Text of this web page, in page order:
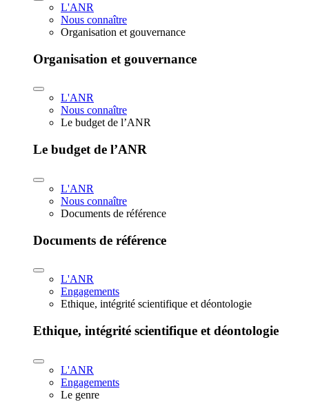
L'ANR
Nous connaître
Organisation et gouvernance
Organisation et gouvernance
L'ANR
Nous connaître
Le budget de l’ANR
Le budget de l’ANR
L'ANR
Nous connaître
Documents de référence
Documents de référence
L'ANR
Engagements
Ethique, intégrité scientifique et déontologie
Ethique, intégrité scientifique et déontologie
L'ANR
Engagements
Le genre